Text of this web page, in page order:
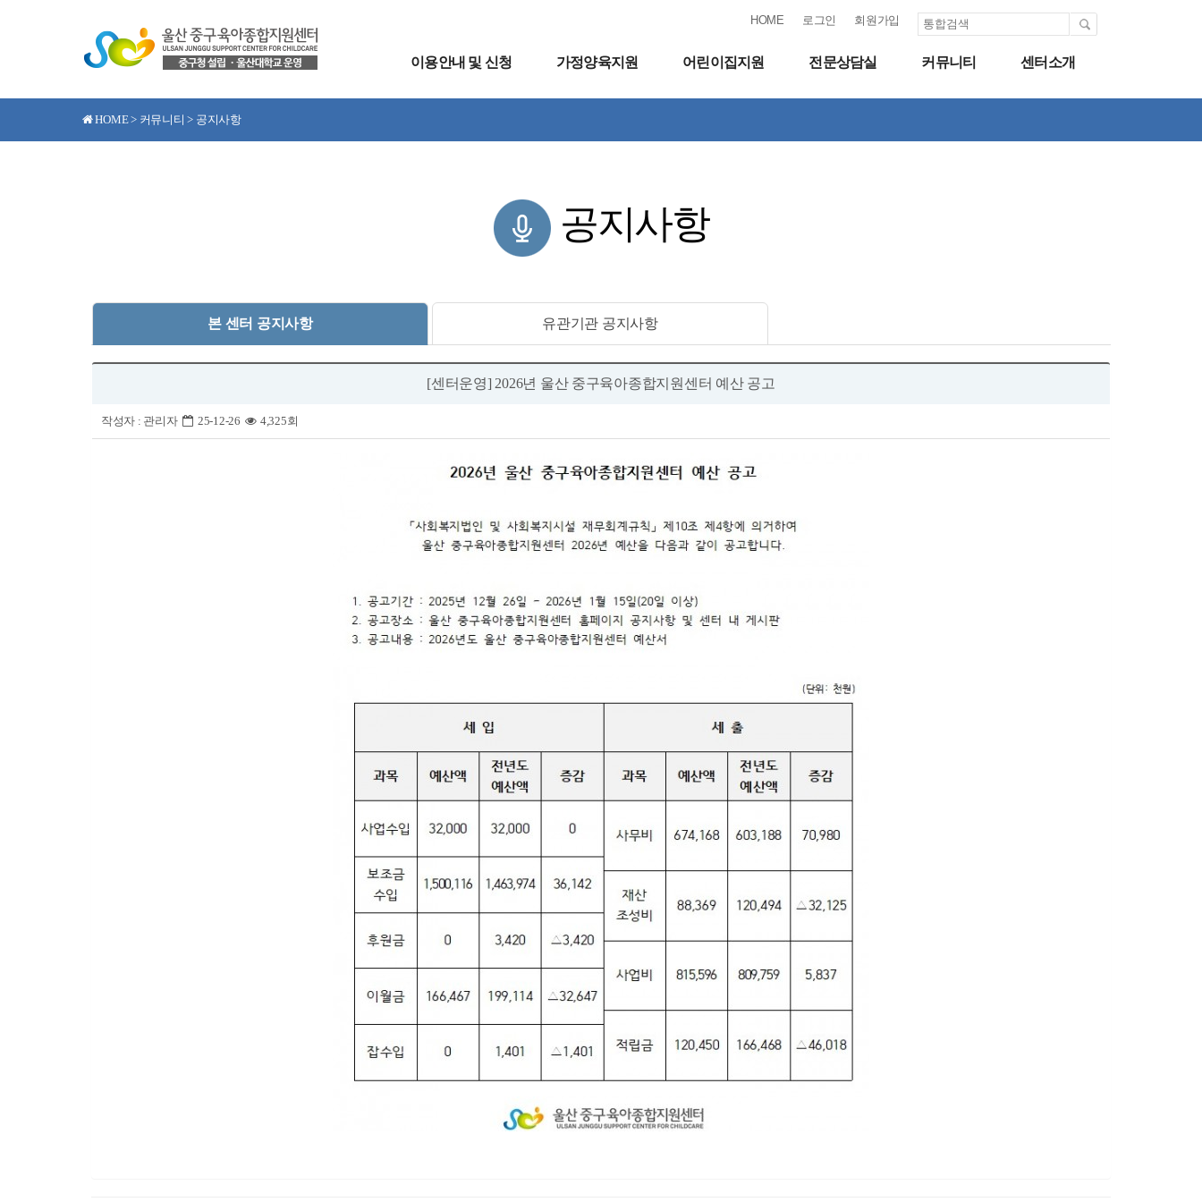
HOME 로그인 회원가입
이용안내 및 신청 가정양육지원 어린이집지원 전문상담실 커뮤니티 센터소개
HOME > 커뮤니티 > 공지사항
공지사항
본 센터 공지사항 유관기관 공지사항
[센터운영] 2026년 울산 중구육아종합지원센터 예산 공고
작성자 : 관리자 25-12-26 4,325회